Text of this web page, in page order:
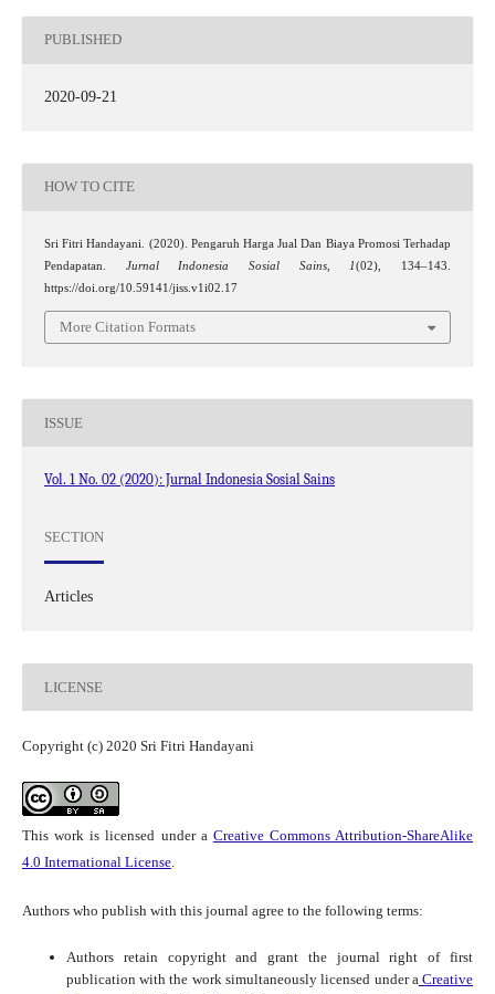
PUBLISHED
2020-09-21
HOW TO CITE
Sri Fitri Handayani. (2020). Pengaruh Harga Jual Dan Biaya Promosi Terhadap
Pendapatan. Jurnal Indonesia Sosial Sains, 1(02), 134–143.
https://doi.org/10.59141/jiss.v1i02.17
More Citation Formats
ISSUE
Vol. 1 No. 02 (2020): Jurnal Indonesia Sosial Sains
SECTION
Articles
LICENSE
Copyright (c) 2020 Sri Fitri Handayani
This work is licensed under a Creative Commons Attribution-ShareAlike
4.0 International License.
Authors who publish with this journal agree to the following terms:
Authors retain copyright and grant the journal right of first
publication with the work simultaneously licensed under aCreative